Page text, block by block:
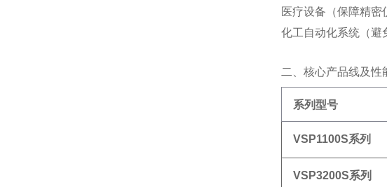
医疗设备（保障精密
化工自动化系统（避
二、核心产品线及性
系列型号
VSP1100S系列
VSP3200S系列